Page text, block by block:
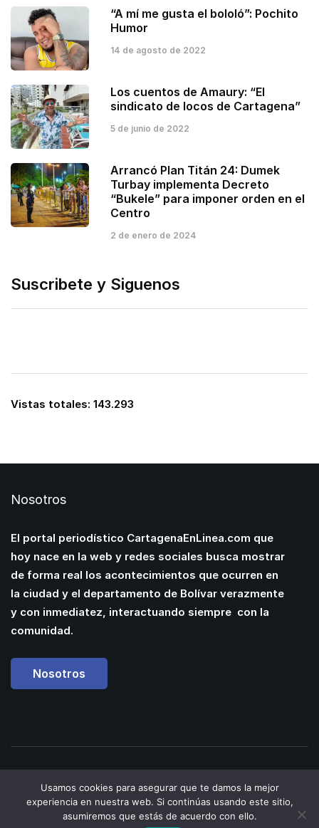
“A mí me gusta el bololó”: Pochito
Humor
14 de agosto de 2022
Los cuentos de Amaury: “El
sindicato de locos de Cartagena”
5 de junio de 2022
Arrancó Plan Titán 24: Dumek
Turbay implementa Decreto
“Bukele” para imponer orden en el
Centro
2 de enero de 2024
Suscribete y Siguenos
Vistas totales: 143.293
Nosotros
El portal periodístico CartagenaEnLinea.com que
hoy nace en la web y redes sociales busca mostrar
de forma real los acontecimientos que ocurren en
la ciudad y el departamento de Bolívar verazmente
y con inmediatez, interactuando siempre con la
comunidad.
Nosotros
Cassiani| Web Designer &
Developer
Usamos cookies para asegurar que te damos la mejor
experiencia en nuestra web. Si continúas usando este sitio,
asumiremos que estás de acuerdo con ello.